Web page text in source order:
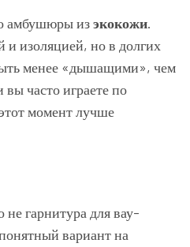
амбушюры изэкокожи.
изоляцией, но в долгих
менее «дышащими», чем
часто играете по
момент лучше
не гарнитура для вау-
вариант на